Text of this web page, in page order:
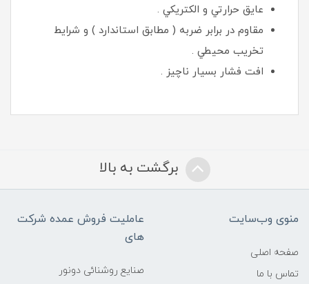
عايق حرارتي و الكتريكي .
مقاوم در برابر ضربه ( مطابق استاندارد ) و شرايط
تخريب محيطي .
افت فشار بسيار ناچيز .
برگشت به بالا
منوی وب‌سایت
صفحه اصلی
تماس با ما
عاملیت فروش عمده شرکت
های
صنایع روشنائی دونور